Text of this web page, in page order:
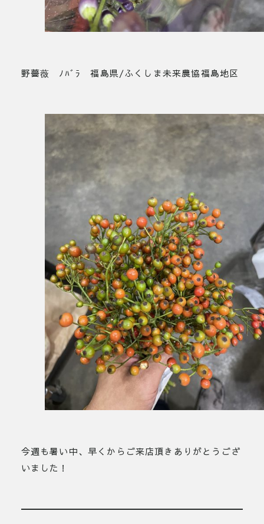
野薔薇 ﾉﾊﾞﾗ 福島県/ふくしま未来農協福島地区
今週も暑い中、早くからご来店頂きありがとうござ
いました！